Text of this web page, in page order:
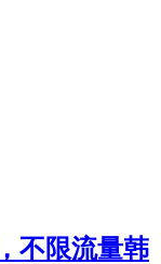
不限流量韩